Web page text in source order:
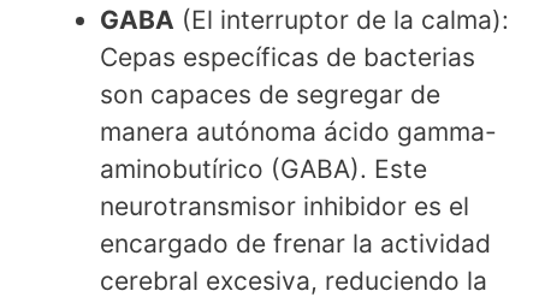
GABA (El interruptor de la calma):
Cepas específicas de bacterias
son capaces de segregar de
manera autónoma ácido gamma-
aminobutírico (GABA). Este
neurotransmisor inhibidor es el
encargado de frenar la actividad
cerebral excesiva, reduciendo la